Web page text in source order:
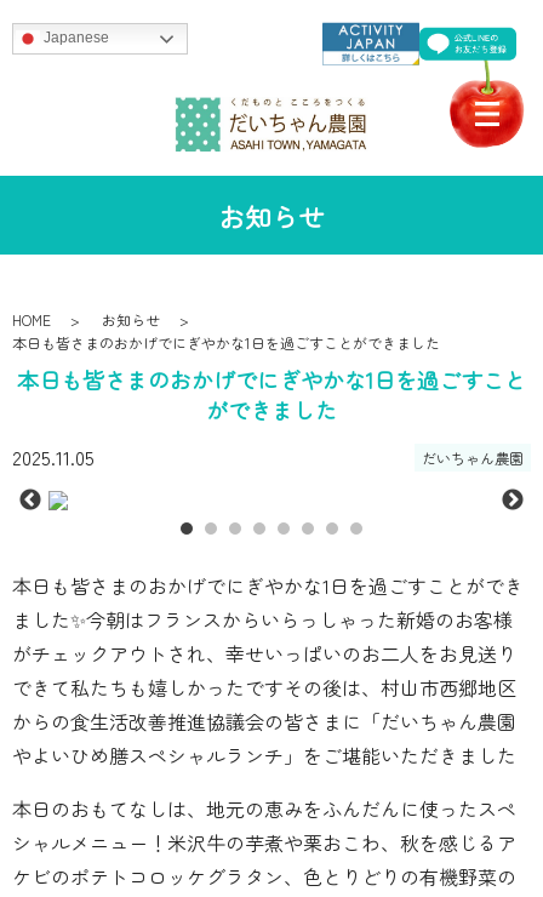
Japanese
お知らせ
HOME
お知らせ
本日も皆さまのおかげでにぎやかな1日を過ごすことができました
本日も皆さまのおかげでにぎやかな1日を過ごすこと
ができました
2025.11.05 だいちゃん農園
本日も皆さまのおかげでにぎやかな1日を過ごすことができ
ました✨今朝はフランスからいらっしゃった新婚のお客様
がチェックアウトされ、幸せいっぱいのお二人をお見送り
できて私たちも嬉しかったですその後は、村山市西郷地区
からの食生活改善推進協議会の皆さまに「だいちゃん農園
やよいひめ膳スペシャルランチ」をご堪能いただきました️
本日のおもてなしは、地元の恵みをふんだんに使ったスペ
シャルメニュー！米沢牛の芋煮や栗おこわ、秋を感じるア
ケビのポテトコロッケグラタン、色とりどりの有機野菜の